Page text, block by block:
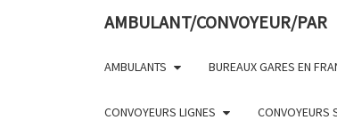
AMBULANT/CONVOYEUR/PAR
AMBULANTS BUREAUX GARES EN
CONVOYEURS LIGNES CONVOYEURS